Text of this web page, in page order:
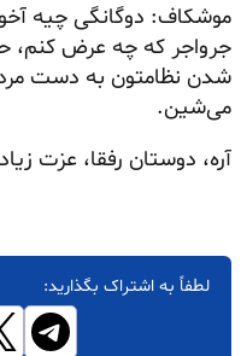
موشکاف: دوگانگی چیه
جرواجر که چه عرض کنم،
شدن نظامتون به دست
می‌شین.
آره، دوستان رفقا، عزت
لطفاً به اشتراک بگذارید: